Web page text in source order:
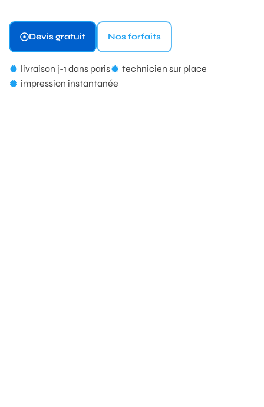
Devis gratuit Nos forfaits
livraison j-1 dans paris
technicien sur place
impression instantanée